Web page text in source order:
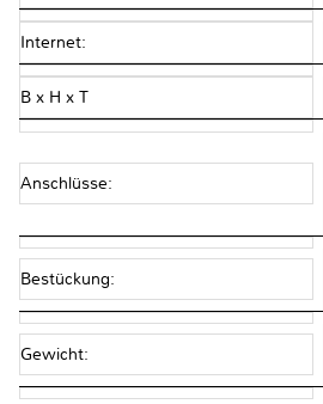
Internet:
B x H x T
Anschlüsse:
Bestückung:
Gewicht: